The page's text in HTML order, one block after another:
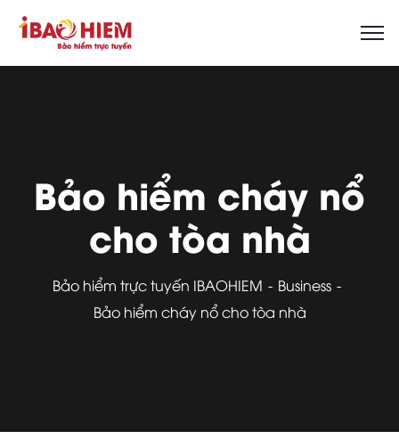
Bảo hiểm cháy nổ
cho tòa nhà
Bảo hiểm trực tuyến IBAOHIEM
Business
Bảo hiểm cháy nổ cho tòa nhà